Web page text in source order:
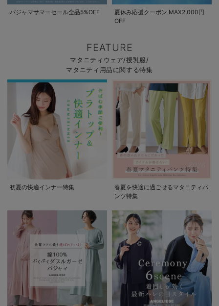
パジャマサマーセール全品5%OFF
夏休み応援クーポン MAX2,000円
OFF
FEATURE
マタニティウェア/授乳服/
マタニティ用品に関する特集
初夏の快適インナー特集
春夏を快適に過ごせるマタニティパ
ンツ特集